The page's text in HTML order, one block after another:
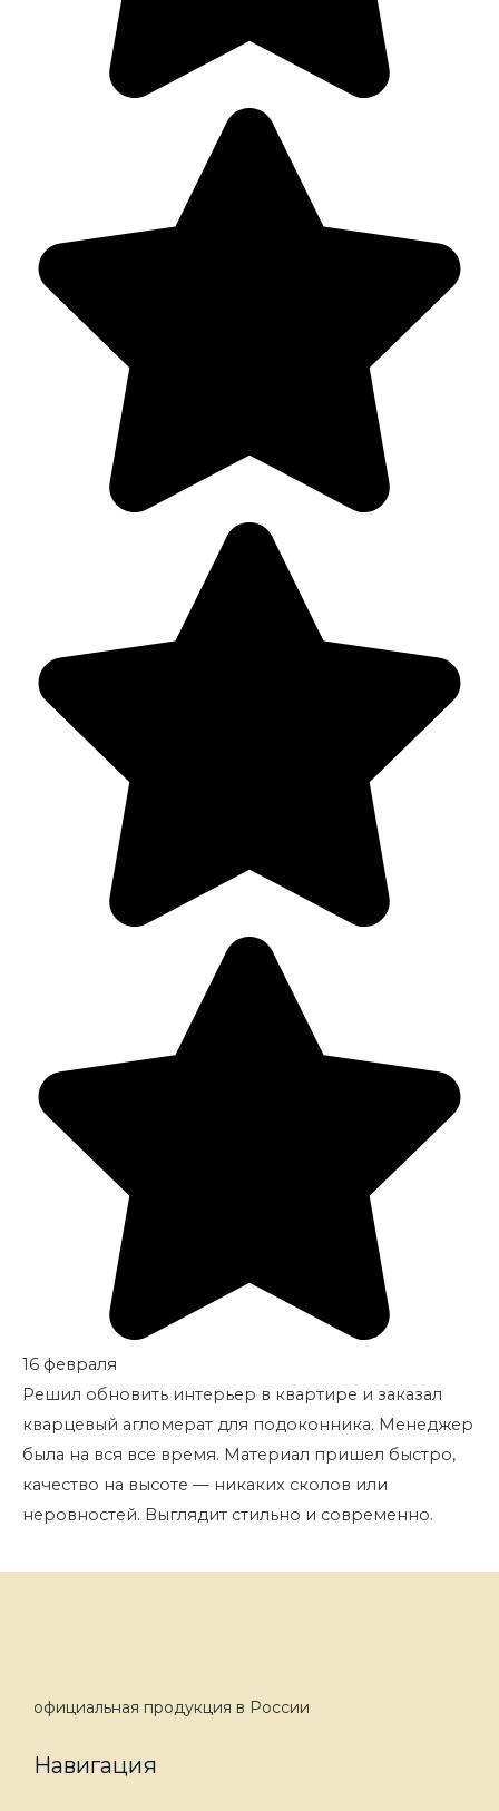
16 февраля
Решил обновить интерьер в квартире и заказал
кварцевый агломерат для подоконника. Менеджер
была на вся все время. Материал пришел быстро,
качество на высоте — никаких сколов или
неровностей. Выглядит стильно и современно.
официальная продукция в России
Навигация